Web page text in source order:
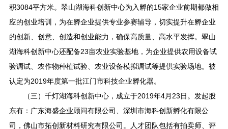
积3084平方米。翠山湖海科创新中心为入孵的15家企业前期都做相
应的创业培训，为在孵企业提供专业参赛辅导，切实提升在孵企业
的创新、创意、创造和创业能力，确保高质量、高水平发挥。翠山
湖海科创新中心还配备23亩农业实验基地，为企业提供农用设备试
验调试、农作物种植试验、农业设备模拟调试等提供实验场地。被
认定为2019年度第一批江门市科技企业孵化器。
（三）千灯湖海科创新中心，成立于2019年4月23日。发起股
东有：广东海盛企业顾问有限公司、深圳市海科创新孵化有限公
司，佛山市拓创新材料研究有限公司。人才团队包括有拍卖师、评